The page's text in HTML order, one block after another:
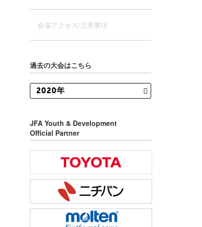
会場アクセス/注意事項
過去の大会はこちら
JFA Youth & Development
Official Partner